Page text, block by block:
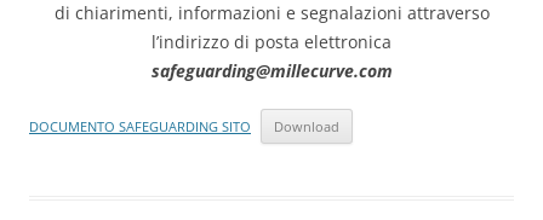
di chiarimenti, informazioni e segnalazioni attraverso
l’indirizzo di posta elettronica
safeguarding@millecurve.com
DOCUMENTO SAFEGUARDING SITO Download